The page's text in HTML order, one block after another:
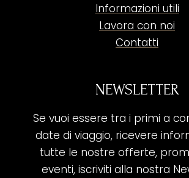
Informazioni utili
Lavora con noi
Contatti
NEWSLETTER
Se vuoi essere tra i primi a
date di viaggio, ricevere
tutte le nostre offerte,
eventi, iscriviti alla nostra